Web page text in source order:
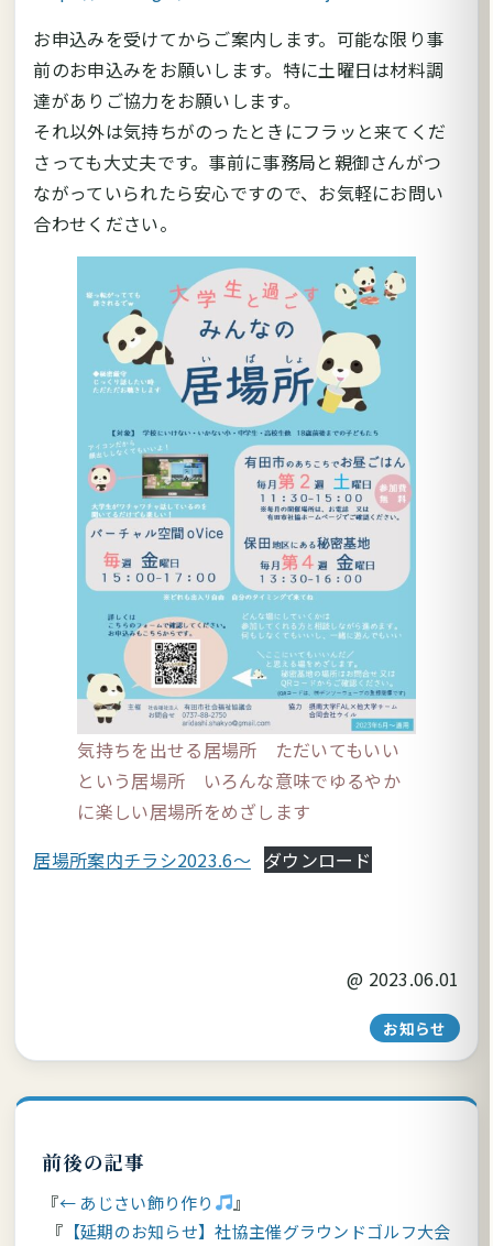
お申込みを受けてからご案内します。可能な限り事
前のお申込みをお願いします。特に土曜日は材料調
達がありご協力をお願いします。
それ以外は気持ちがのったときにフラッと来てくだ
さっても大丈夫です。事前に事務局と親御さんがつ
ながっていられたら安心ですので、お気軽にお問い
合わせください。
気持ちを出せる居場所 ただいてもいい
という居場所 いろんな意味でゆるやか
に楽しい居場所をめざします
居場所案内チラシ2023.6～ ダウンロード
@ 2023.06.01
お知らせ
前後の記事
← あじさい飾り作り
【延期のお知らせ】社協主催グラウンドゴルフ大会